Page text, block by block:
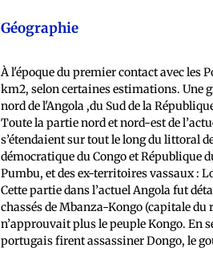
Géographie
À l'époque du premier contact avec les
km2, selon certaines estimations. Une
nord de l'Angola ,du Sud de la
Toute la partie nord et nord-est de
s’étendaient sur tout le long du littoral
démocratique du Congo et République
Pumbu, et des ex-territoires vassaux :
Cette partie dans l’actuel Angola fut
chassés de Mbanza-Kongo (capitale du
n’approuvait plus le peuple Kongo. En
portugais firent assassiner Dongo, le